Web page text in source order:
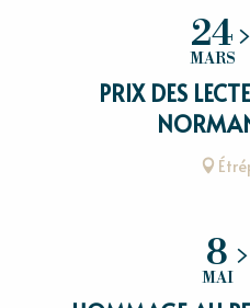
24
MARS
PRIX DES
8
MAI